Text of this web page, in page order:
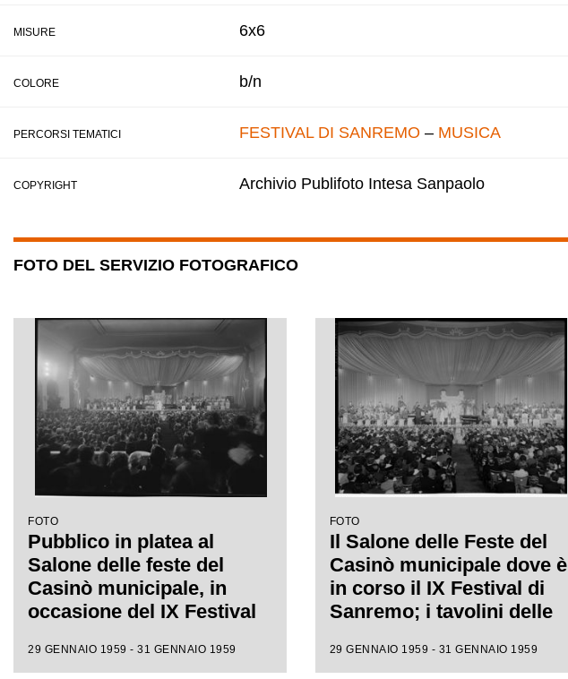
MISURE 6x6
COLORE b/n
PERCORSI TEMATICI FESTIVAL DI SANREMO – MUSICA
COPYRIGHT Archivio Publifoto Intesa Sanpaolo
FOTO DEL SERVIZIO FOTOGRAFICO
FOTO
Pubblico in platea al
Salone delle feste del
Casinò municipale, in
occasione del IX Festival
all'esibizione di Jula de
29 GENNAIO 1959 - 31 GENNAIO 1959
FOTO
Il Salone delle Feste del
Casinò municipale dove è
in corso il IX Festival di
Sanremo; i tavolini delle
sostituti da sedie per
29 GENNAIO 1959 - 31 GENNAIO 1959